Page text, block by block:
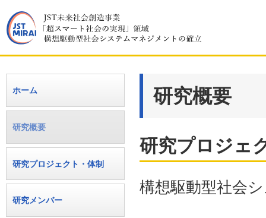
研究概要
研究プロジェ
構想駆動型社会
ホーム
研究概要
研究プロジェクト・体制
研究メンバー